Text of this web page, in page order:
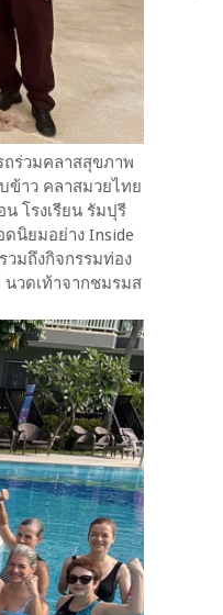
ถร่วมคลาสสุขภาพ
ข้าว คลาสมวยไทย
โรงเรียน รัมปุรี
ดนิยมอย่าง Inside
มถึงกิจกรรมท่อง
นวดเท้าจากชมรมส